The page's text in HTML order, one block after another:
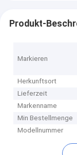
Produkt-
Markieren
Herkunftsort
Lieferzeit
Markenname
Min Bestellmenge
Modellnummer